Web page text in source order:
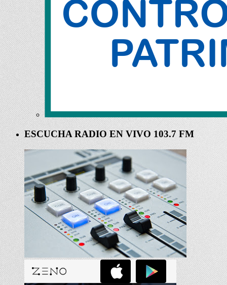
ESCUCHA RADIO EN VIVO 103.7 FM